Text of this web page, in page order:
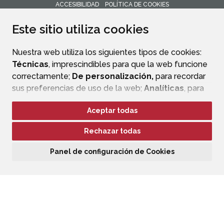
Este sitio utiliza cookies
Nuestra web utiliza los siguientes tipos de cookies:
Técnicas, imprescindibles para que la web funcione
correctamente; De personalización, para recordar
sus preferencias de uso de la web; Analíticas, para
mejorar el funcionamiento de la web y sus servicios.
Si acepta pulsando el botón“Aceptar todas”
consideramos que acepta su uso. Si pulsa el botón
ninguna acción, se guardarán las cookies técnicas
Aceptar todas
Rechazar todas
Panel de configuración de Cookies
ACCESIBILIDAD
POLÍTICA DE COOKIES